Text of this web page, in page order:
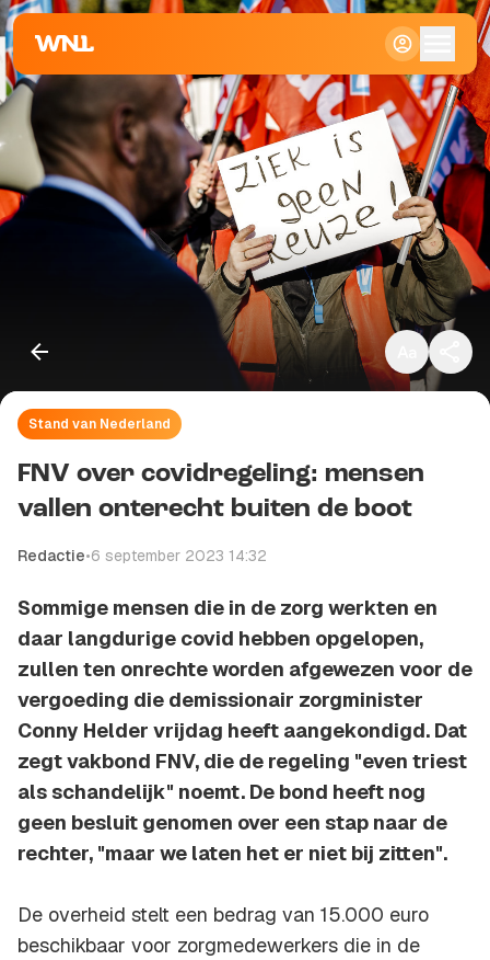
Klein
Standaard
Groot
Stand van Nederland
FNV over covidregeling: mensen
vallen onterecht buiten de boot
Redactie•6 september 2023 14:32
Sommige mensen die in de zorg werkten en
daar langdurige covid hebben opgelopen,
zullen ten onrechte worden afgewezen voor de
vergoeding die demissionair zorgminister
Conny Helder vrijdag heeft aangekondigd. Dat
zegt vakbond FNV, die de regeling "even triest
als schandelijk" noemt. De bond heeft nog
geen besluit genomen over een stap naar de
rechter, "maar we laten het er niet bij zitten".
De overheid stelt een bedrag van 15.000 euro
beschikbaar voor zorgmedewerkers die in de